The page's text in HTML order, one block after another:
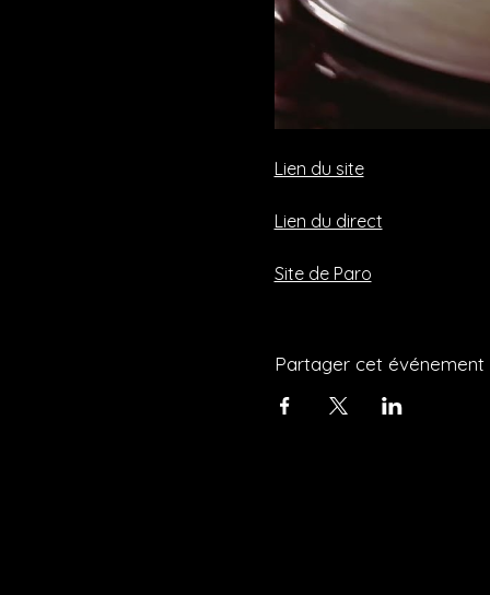
Lien du site
Lien du direct
Site de Paro
Partager cet événement